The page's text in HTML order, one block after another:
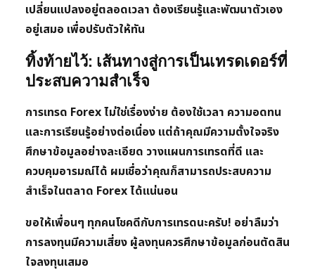
เปลี่ยนแปลงอยู่ตลอดเวลา ต้องเรียนรู้และพัฒนาตัวเอง
อยู่เสมอ เพื่อปรับตัวให้ทัน
ทิ้งท้ายไว้: เส้นทางสู่การเป็นเทรดเดอร์ที่
ประสบความสำเร็จ
การเทรด Forex ไม่ใช่เรื่องง่าย ต้องใช้เวลา ความอดทน
และการเรียนรู้อย่างต่อเนื่อง แต่ถ้าคุณมีความตั้งใจจริง
ศึกษาข้อมูลอย่างละเอียด วางแผนการเทรดที่ดี และ
ควบคุมอารมณ์ได้ ผมเชื่อว่าคุณก็สามารถประสบความ
สำเร็จในตลาด Forex ได้แน่นอน
ขอให้เพื่อนๆ ทุกคนโชคดีกับการเทรดนะครับ! อย่าลืมว่า
การลงทุนมีความเสี่ยง ผู้ลงทุนควรศึกษาข้อมูลก่อนตัดสิน
ใจลงทุนเสมอ